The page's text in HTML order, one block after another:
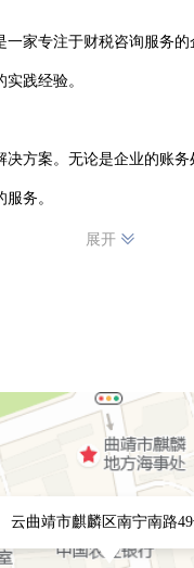
家专注于财税咨询服务
践经验。
方案。无论是企业的账
务。
询服务有限公司已在麒麟
升服务质量，为更多企
展开
云曲靖市麒麟区南宁南路